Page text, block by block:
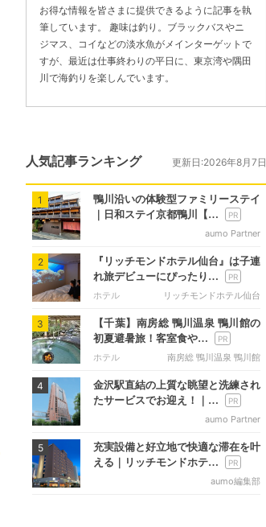
お得な情報を皆さまに提供できるように記事を執
筆しています。 趣味は釣り。ブラックバスやニ
ジマス、コイなどの淡水魚がメインターゲットで
すが、最近は仕事終わりの平日に、東京湾や隅田
川で海釣りを楽しんでいます。
人気記事ランキング 更新日:2026年8月7日
1
鴨川沿いの体験型ファミリーステイ
｜日和ステイ京都鴨川【…
aumo Partner
2
『リッチモンドホテル仙台』は子連
れ旅デビューにぴったり…
ホテル リッチモンドホテル仙台
3
【千葉】南房総 鴨川温泉 鴨川館の
初夏避暑旅！客室食や…
ホテル 南房総 鴨川温泉 鴨川館
4
金沢駅直結の上質な眺望と洗練され
たサービスでお迎え！｜…
aumo Partner
5
充実設備と好立地で快適な滞在を叶
える｜リッチモンドホテ…
aumo編集部